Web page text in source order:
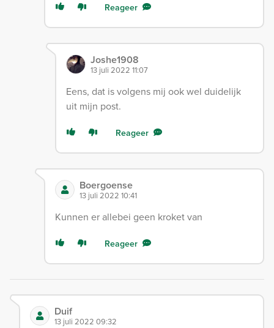
Reageer
Joshe1908
13 juli 2022 11:07
Eens, dat is volgens mij ook wel duidelijk
uit mijn post.
Reageer
Boergoense
13 juli 2022 10:41
Kunnen er allebei geen kroket van
Reageer
Duif
13 juli 2022 09:32